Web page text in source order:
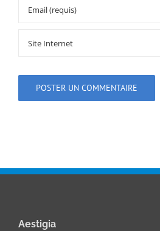
Aestigia